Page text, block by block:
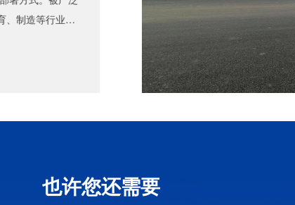
、制造等行业各
，高效供电，模
一体化集成，节
管理，移动运也许您还需要